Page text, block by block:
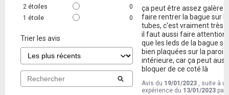
2 étoiles
0
1 étoile 0
Trier les avis
ça peut être assez galère
faire rentrer la bague sur
tubes, c'est vraiment très
il faut aussi faire attention
que les leds de la bague
bien plaquées sur la paroi
intérieure, car ça peut
bloquer de ce coté là
Avis du 19/01/2023 , suite à
expérience du 13/01/2023 par